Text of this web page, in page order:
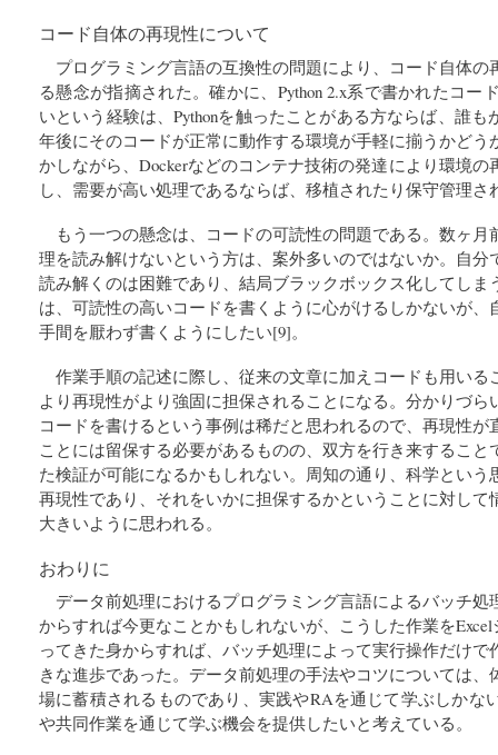
コード自体の再現性について
プログラミング言語の互換性の問題により、コード自体
る懸念が指摘された。確かに、Python 2.x系で書かれたコー
いという経験は、Pythonを触ったことがある方ならば、誰も
年後にそのコードが正常に動作する環境が手軽に揃うかどう
かしながら、Dockerなどのコンテナ技術の発達により環境
し、需要が高い処理であるならば、移植されたり保守管理さ
もう一つの懸念は、コードの可読性の問題である。数ヶ
理を読み解けないという方は、案外多いのではないか。自分
読み解くのは困難であり、結局ブラックボックス化してしま
は、可読性の高いコードを書くように心がけるしかないが
手間を厭わず書くようにしたい[9]。
作業手順の記述に際し、従来の文章に加えコードも用いる
より再現性がより強固に担保されることになる。分かりづ
コードを書けるという事例は稀だと思われるので、再現性
ことには留保する必要があるものの、双方を行き来するこ
た検証が可能になるかもしれない。周知の通り、科学とい
再現性であり、それをいかに担保するかということに対して
大きいように思われる。
おわりに
データ前処理におけるプログラミング言語によるバッチ
からすれば今更なことかもしれないが、こうした作業を
ってきた身からすれば、バッチ処理によって実行操作だけ
きな進歩であった。データ前処理の手法やコツについては
場に蓄積されるものであり、実践やRAを通じて学ぶしかな
や共同作業を通じて学ぶ機会を提供したいと考えている。